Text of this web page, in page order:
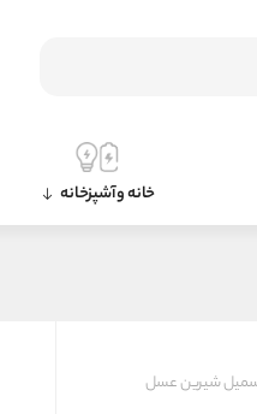
خانه و آشپزخانه
شیرین عسل